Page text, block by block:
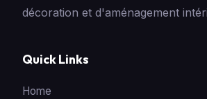
décoration et d'aménagement
Quick Links
Home